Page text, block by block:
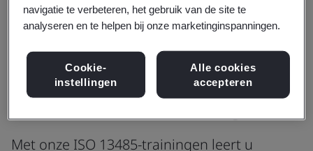
Brochure downloaden
Onze top trainingen
Met onze ISO 13485-trainingen leert u
navigatie te verbeteren, het gebruik van de site te
analyseren en te helpen bij onze marketinginspanningen.
Cookie-
instellingen
Alle cookies
accepteren